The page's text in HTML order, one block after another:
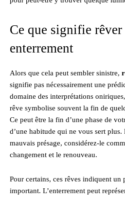
Ce que signifie rêver
enterrement
Alors que cela peut sembler sinistre,
signifie pas nécessairement une
domaine des interprétations
rêve symbolise souvent la fin de
Ce peut être la fin d’une phase de
d’une habitude qui ne vous sert
mauvais présage, considérez-le
changement et le renouveau.
Pour certains, ces rêves indiquent un
important. L’enterrement peut